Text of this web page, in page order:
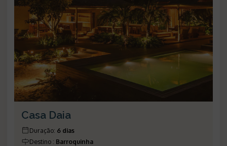
Casa Daia
Duração: 6 dias
Destino : Barroquinha